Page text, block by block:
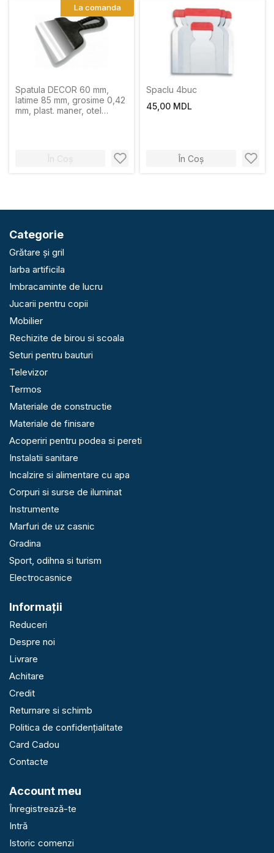
Spatula DECOR 60 mm,
latime 85 mm, grosime 0,42
mm, plast. maner, otel
În Coș
La comanda
Spaclu 4buc
45,00 MDL
În Coș
Categorie
Grătare și gril
Iarba artificila
Imbracaminte de lucru
Jucarii pentru copii
Mobilier
Rechizite de birou si scoala
Seturi pentru bauturi
Televizor
Termos
Materiale de constructie
Materiale de finisare
Acoperiri pentru podea si pereti
Instalatii sanitare
Incalzire si alimentare cu apa
Corpuri si surse de iluminat
Instrumente
Marfuri de uz casnic
Gradina
Sport, odihna si turism
Electrocasnice
Informaţii
Reduceri
Despre noi
Livrare
Achitare
Credit
Returnare si schimb
Politica de confidențialitate
Card Cadou
Contacte
Account meu
Înregistrează-te
Intră
Istoric comenzi